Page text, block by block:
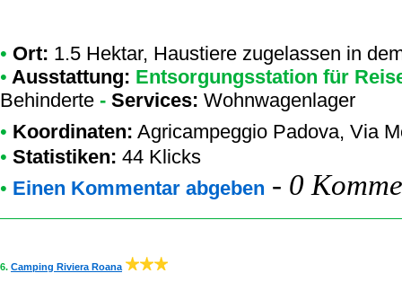
• Ort: 1.5 Hektar, Haustiere zugelassen in
• Ausstattung: Entsorgungsstation für
Behinderte - Services: Wohnwagenlager
• Koordinaten: Agricampeggio Padova, Via
• Statistiken: 44 Klicks
• Einen Kommentar abgeben - 0
6. Camping Riviera Roana